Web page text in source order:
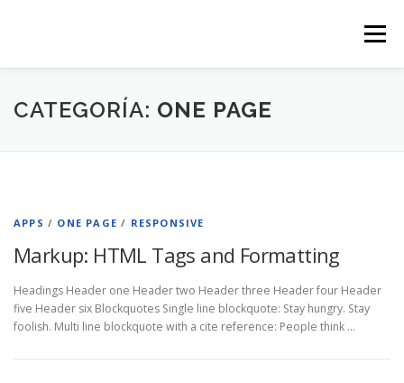
Menú
CATEGORÍA: ONE PAGE
APPS / ONE PAGE / RESPONSIVE
Markup: HTML Tags and Formatting
Headings Header one Header two Header three Header four Header
five Header six Blockquotes Single line blockquote: Stay hungry. Stay
foolish. Multi line blockquote with a cite reference: People think …